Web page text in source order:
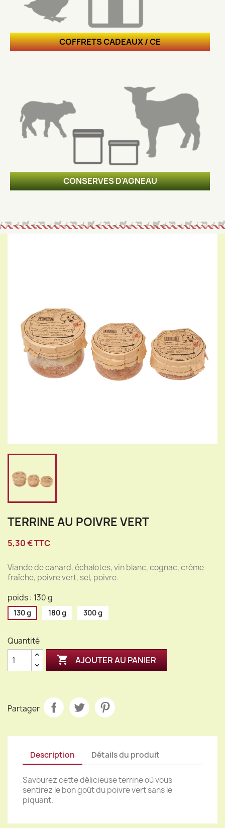
COFFRETS CADEAUX / CE
CONSERVES D'AGNEAU
TERRINE AU POIVRE VERT
5,30 € TTC
Viande de canard, échalotes, vin blanc, cognac, crème
fraîche, poivre vert, sel, poivre.
poids : 130 g
130 g 180 g 300 g
Quantité
 AJOUTER AU PANIER
Partager
Description Détails du produit
Savourez cette délicieuse terrine où vous
sentirez le bon goût du poivre vert sans le
piquant.